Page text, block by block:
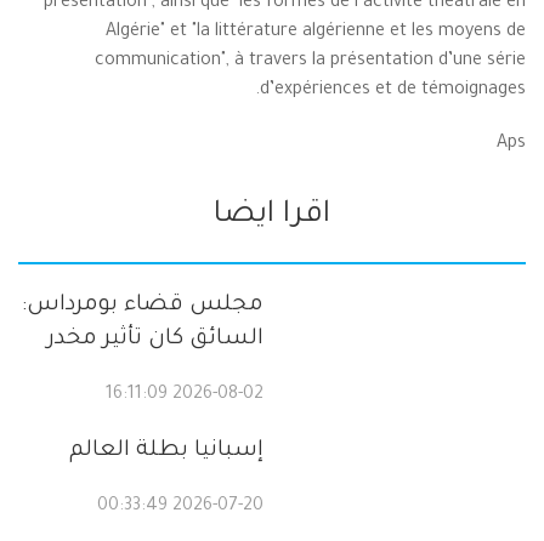
Algérie" et "la littérature algérienne et les moyens de
communication", à travers la présentation d’une série
d’expériences et de témoignages.
Aps
اقرا ايضا
مجلس قضاء بومرداس:
السائق كان تأثير مخدر
2026-08-02 16:11:09
إسبانيا بطلة العالم
2026-07-20 00:33:49